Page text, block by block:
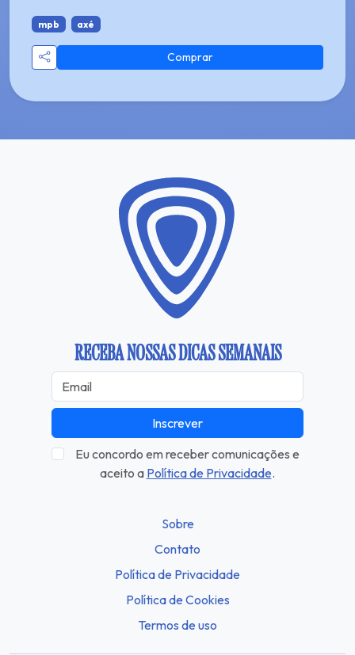
mpb axé
Comprar
RECEBA NOSSAS DICAS SEMANAIS
Inscrever
Eu concordo em receber comunicações e
aceito a Política de Privacidade.
Sobre
Contato
Política de Privacidade
Política de Cookies
Termos de uso